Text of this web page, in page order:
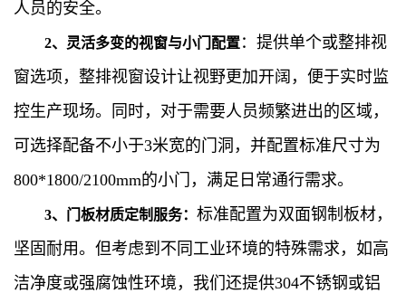
人员的安全。
2、灵活多变的视窗与小门配置：提供单个或整排视
窗选项，整排视窗设计让视野更加开阔，便于实时监
控生产现场。同时，对于需要人员频繁进出的区域，
可选择配备不小于3米宽的门洞，并配置标准尺寸为
800*1800/2100mm的小门，满足日常通行需求。
3、门板材质定制服务： 标准配置为双面钢制板材，
坚固耐用。但考虑到不同工业环境的特殊需求，如高
洁净度或强腐蚀性环境，我们还提供304不锈钢或铝